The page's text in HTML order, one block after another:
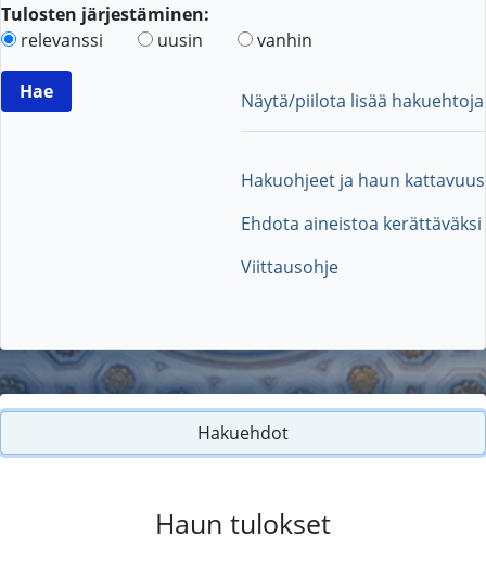
Tulosten järjestäminen:
relevanssi
uusin vanhin
Näytä/piilota lisää hakuehtoja
Hakuohjeet ja haun kattavuus
Ehdota aineistoa kerättäväksi
Viittausohje
Hakuehdot
Haun tulokset